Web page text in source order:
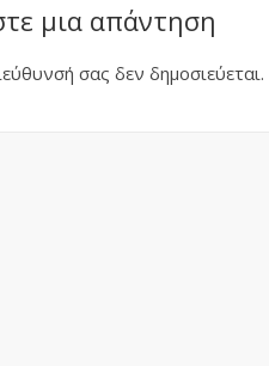
μια απάντηση
σας δεν δημοσιεύεται.